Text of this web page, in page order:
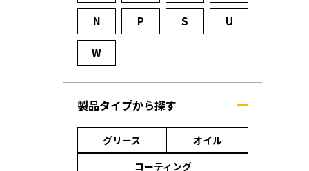
N P S U
W
製品タイプから探す
グリース
オイル
コーティング